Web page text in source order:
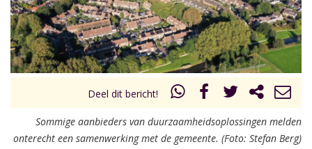
Inklappen
Deel dit bericht!
Sommige aanbieders van duurzaamheidsoplossingen melden
onterecht een samenwerking met de gemeente. (Foto: Stefan Berg)